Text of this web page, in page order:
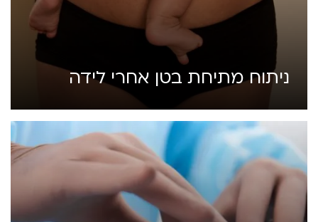
ניתוח מתיחת בטן אחרי לידה